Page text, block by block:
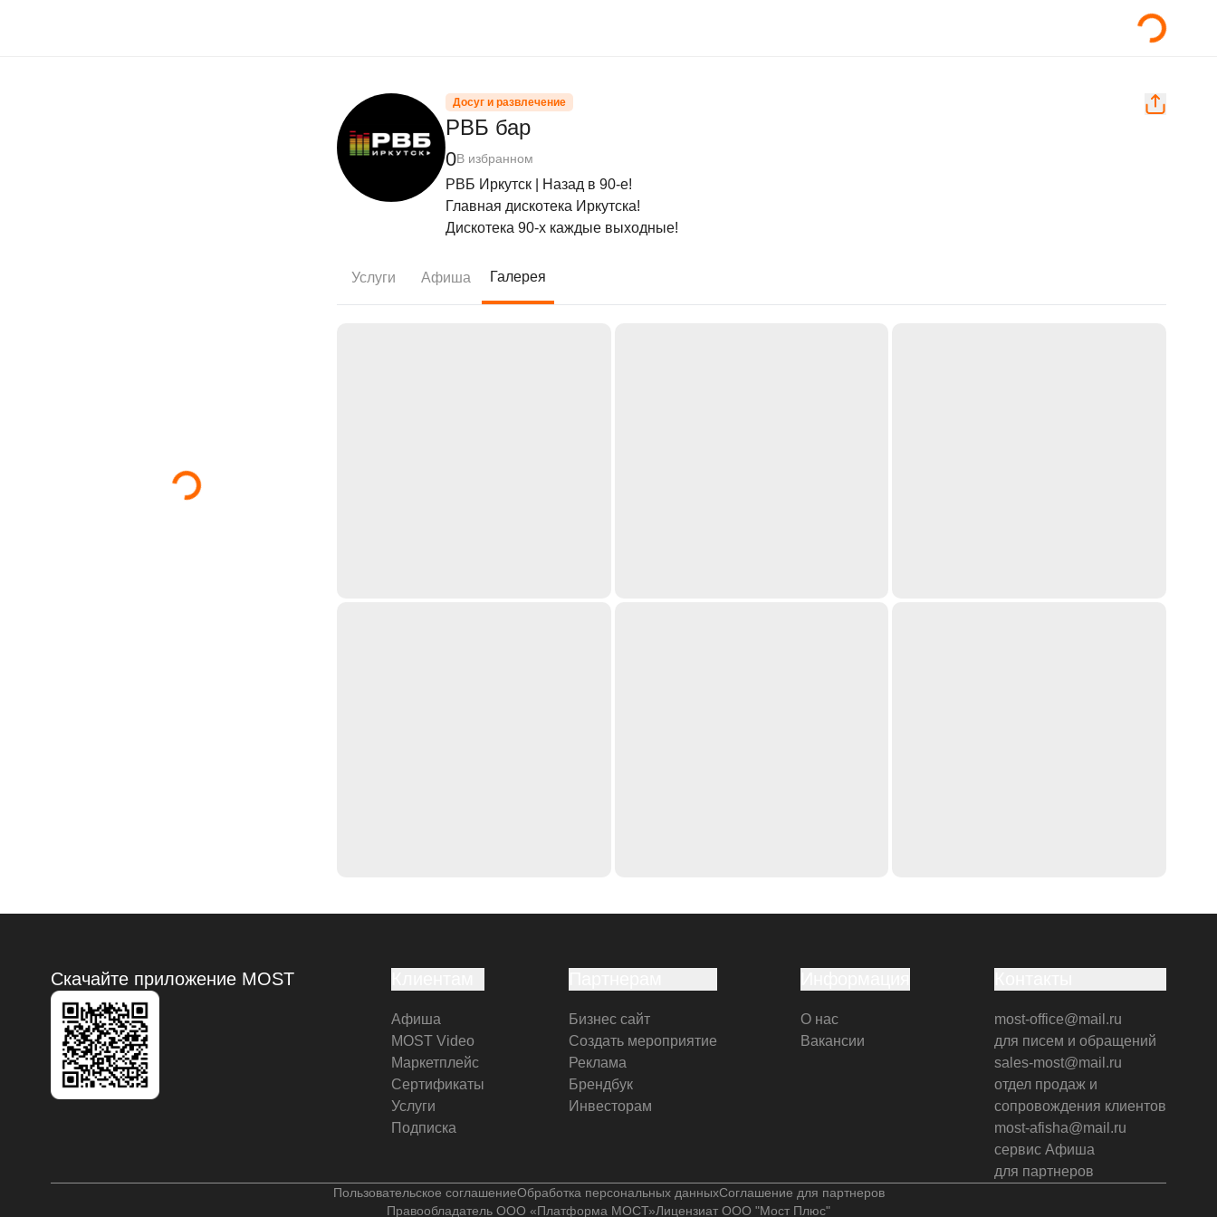
Досуг и развлечение
РВБ бар
0В избранном
РВБ Иркутск | Назад в 90-е!
Главная дискотека Иркутска!
Дискотека 90-х каждые выходные!
Услуги Афиша Галерея
Скачайте приложение MOST
Афиша
MOST Video
Маркетплейс
Сертификаты
Услуги
Подписка
Бизнес сайт
Создать мероприятие
Реклама
Брендбук
Инвесторам
О нас
Вакансии
most-office@mail.ru
для писем и обращений
sales-most@mail.ru
отдел продаж и
сопровождения клиентов
most-afisha@mail.ru
сервис Афиша
для партнеров
Пользовательское соглашениеОбработка персональных данныхСоглашение для партнеров
Правообладатель ООО «Платформа МОСТ»Лицензиат ООО "Мост Плюс"